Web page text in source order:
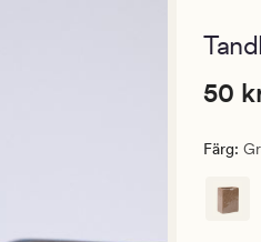
Pris
kr.
pris
50
Pris
50
Färg: